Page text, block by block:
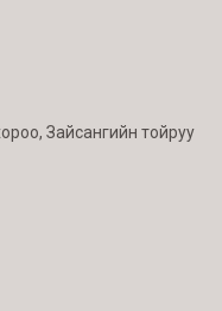
Зайсангийн тойруу